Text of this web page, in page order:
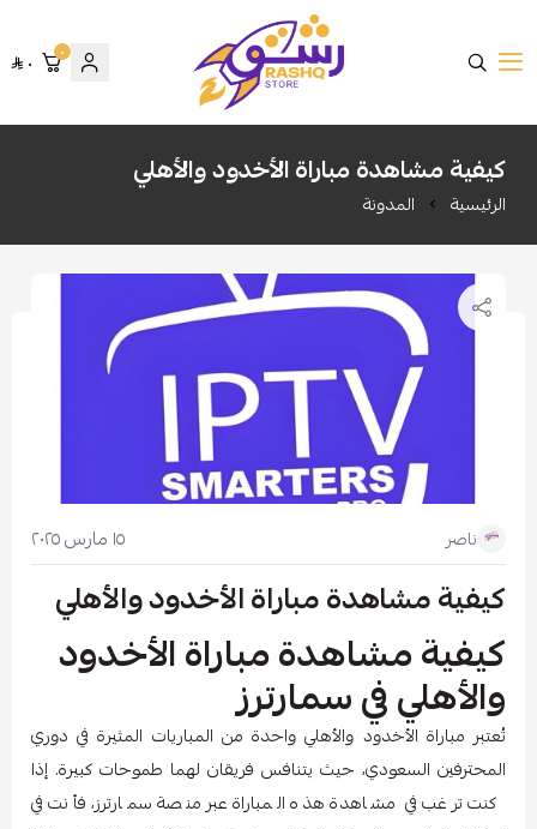
متجر رشق
٠ ٠
كيفية مشاهدة مباراة الأخدود والأهلي
الرئيسية المدونة
ناصر ١٥ مارس ٢٠٢٥
كيفية مشاهدة مباراة الأخدود والأهلي
كيفية مشاهدة مباراة الأخدود
والأهلي في سمارترز
تُعتبر مباراة الأخدود والأهلي واحدة من المباريات المثيرة في دوري
المحترفين السعودي، حيث يتنافس فريقان لهما طموحات كبيرة. إذا
كنت ترغب في مشاهدة هذه المباراة عبر منصة سمارترز، فأنت في